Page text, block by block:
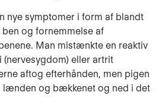
nye symptomer i form af blandt
og fornemmelse af
Man mistænkte en reaktiv
eller artrit
aftog efterhånden, men pigen
lænden og bækkenet og ned i det